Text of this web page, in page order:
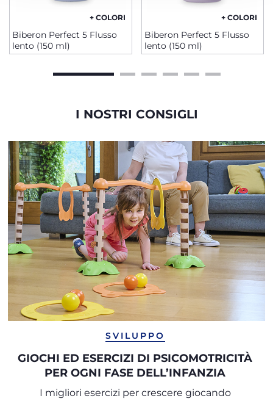
+ COLORI
Biberon Perfect 5 Flusso
lento (150 ml)
+ COLORI
Biberon Perfect 5 Flusso
lento (150 ml)
I NOSTRI CONSIGLI
SVILUPPO
GIOCHI ED ESERCIZI DI PSICOMOTRICITÀ
PER OGNI FASE DELL’INFANZIA
I migliori esercizi per crescere giocando